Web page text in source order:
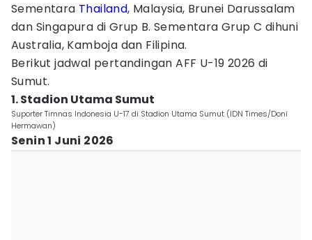
Sementara Thailand, Malaysia, Brunei Darussalam
dan Singapura di Grup B. Sementara Grup C dihuni
Australia, Kamboja dan Filipina.
Berikut jadwal pertandingan AFF U-19 2026 di
Sumut.
1. Stadion Utama Sumut
Suporter Timnas Indonesia U-17 di Stadion Utama Sumut (IDN Times/Doni
Hermawan)
Senin 1 Juni 2026